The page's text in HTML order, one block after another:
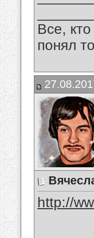
Все,
понял
http://